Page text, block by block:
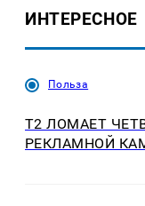
ИНТЕРЕСНОЕ
Польза
Т2 ЛОМАЕТ
РЕКЛАМНОЙ